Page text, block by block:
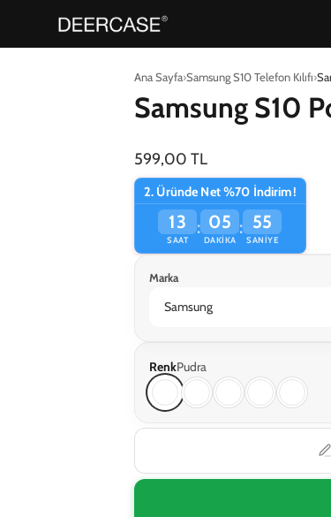
Ana Sayfa Samsung S10 Telefon Kılıfı
Samsung S10
599,00 TL
2. Üründe Net %70 İndirim!
13
SAAT
: 05
DAKIKA
: 55
SANIYE
Marka
RenkPudra